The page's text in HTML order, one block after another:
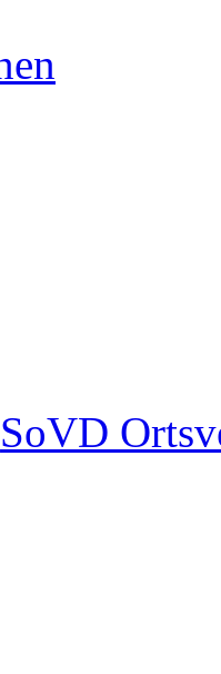
SoVD